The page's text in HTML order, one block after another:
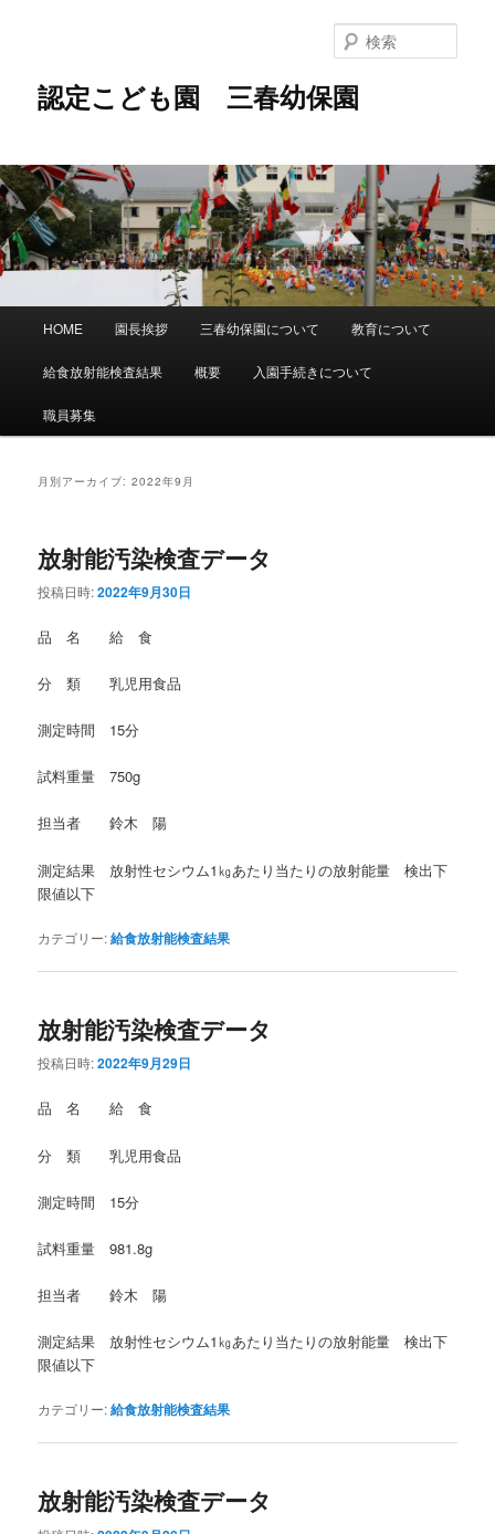
ツ
へ
移
動
へ
移
動
認定こども園 三春幼保園
索
ュ
HOME 園長挨拶 三春幼保園について 教育について
給食放射能検査結果 概要 入園手続きについて
職員募集
月別アーカイブ:2022年9月
放射能汚染検査データ
投稿日時:2022年9月30日
品 名 給 食
分 類 乳児用食品
測定時間 15分
試料重量 750g
担当者 鈴木 陽
測定結果 放射性セシウム1㎏あたり当たりの放射能量 検出下
限値以下
カテゴリー:給食放射能検査結果
放射能汚染検査データ
投稿日時:2022年9月29日
品 名 給 食
分 類 乳児用食品
測定時間 15分
試料重量 981.8g
担当者 鈴木 陽
測定結果 放射性セシウム1㎏あたり当たりの放射能量 検出下
限値以下
カテゴリー:給食放射能検査結果
放射能汚染検査データ